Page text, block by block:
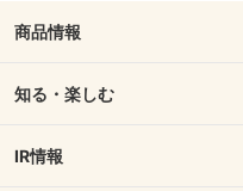
商品情報
知る・楽しむ
IR情報